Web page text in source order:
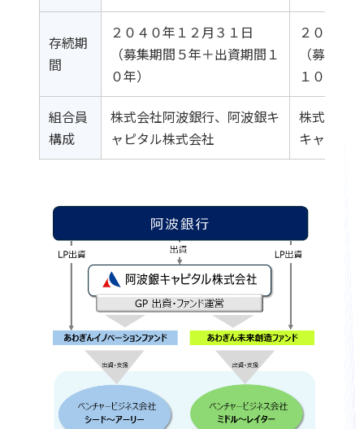
存続期
間
２０４０年１２月３１日
（募集期間５年＋出資期間１
０年）
２０３８
（募集期
１０年）
組合員
構成
株式会社阿波銀行、阿波銀キ
ャピタル株式会社
株式会社
キャピタ